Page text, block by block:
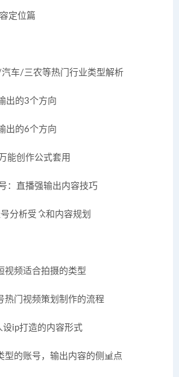
定位篇
车/三农等热门行业类型解析
出的3个方向
出的6个方向
能创作公式套用
：直播强输出内容技巧
分析受众和内容规划
视频适合拍摄的类型
热门视频策划制作的流程
ip打造的内容形式
型的账号，输出内容的侧重点